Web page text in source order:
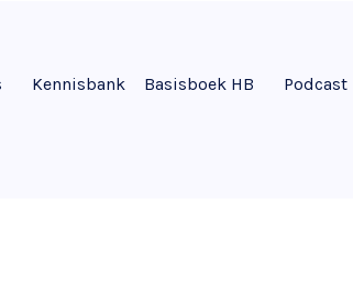
Kennisbank Basisboek HB Podcast